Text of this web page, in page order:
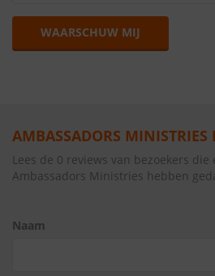
WAARSCHUW MIJ
AMBASSADORS MINISTRIES
Lees de 0 reviews van bezoekers die
Ambassadors Ministries hebben
Naam